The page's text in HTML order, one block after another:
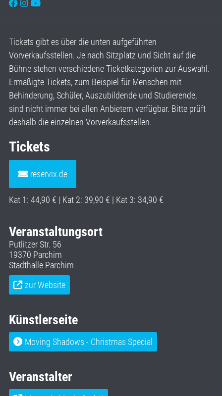
Tickets gibt es über die unten aufgeführten
Vorverkaufsstellen. Je nach Sitzplatz und Sicht auf die
Bühne stehen verschiedene Ticketkategorien zur Auswahl.
Ermäßigte Tickets, zum Beispiel für Menschen mit
Behinderung, Schüler, Auszubildende und Studierende,
sind nicht immer bei allen Anbietern verfügbar. Bitte prüft
deshalb die einzelnen Vorverkaufsstellen.
Tickets
reservix.de
Kat 1: 44,90 € | Kat 2: 39,90 € | Kat 3: 34,90 €
Veranstaltungsort
Putlitzer Str. 56
19370 Parchim
Stadthalle Parchim
zur Website
Künstlerseite
Moving Shadows - Christmas Special
Veranstalter